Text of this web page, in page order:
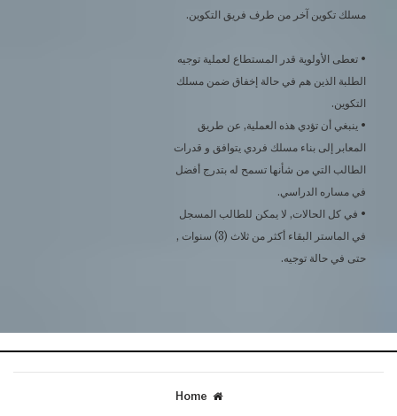
مسلك تكوين آخر من طرف فريق التكوين.
• تعطى الأولوية قدر المستطاع لعملية توجيه
الطلبة الذين هم في حالة إخفاق ضمن مسلك
التكوين.
• ينبغي أن تؤدي هذه العملية, عن طريق
المعابر إلى بناء مسلك فردي يتوافق و قدرات
الطالب التي من شأنها تسمح له بتدرج أفضل
في مساره الدراسي.
• في كل الحالات, لا يمكن للطالب المسجل
في الماستر البقاء أكثر من ثلاث (3) سنوات ,
حتى في حالة توجيه.
Home